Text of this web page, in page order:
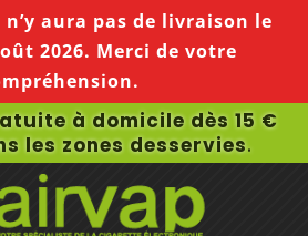
n’y aura pas de livraison le
2026. Merci de votre
à domicile dès 15 €
les zones desservies.